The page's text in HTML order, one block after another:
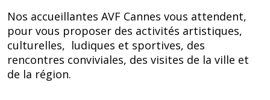
Nos accueillantes AVF Cannes vous attendent,
pour vous proposer des activités artistiques,
culturelles, ludiques et sportives, des
rencontres conviviales, des visites de la ville et
de la région.